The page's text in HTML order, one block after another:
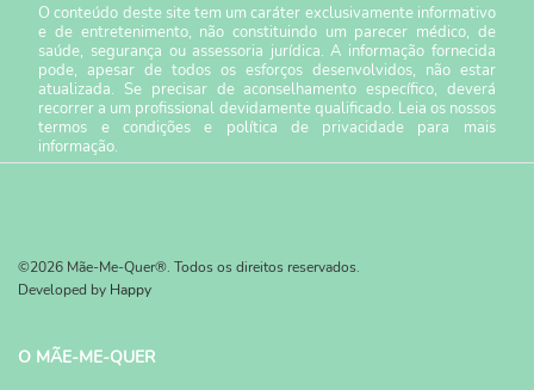
O conteúdo deste site tem um caráter exclusivamente informativo
e de entretenimento, não constituindo um parecer médico, de
saúde, segurança ou assessoria jurídica. A informação fornecida
pode, apesar de todos os esforços desenvolvidos, não estar
atualizada. Se precisar de aconselhamento específico, deverá
recorrer a um profissional devidamente qualificado. Leia os nossos
termos e condiçõese política de privacidade para mais
informação.
©2026 Mãe-Me-Quer®. Todos os direitos reservados.
Developed by Happy
O MÃE-ME-QUER